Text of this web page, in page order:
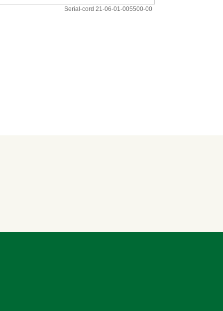
Serial-cord 21-06-01-005500-00